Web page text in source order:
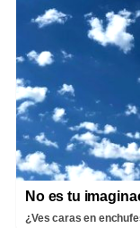
No es tu
¿Ves caras en